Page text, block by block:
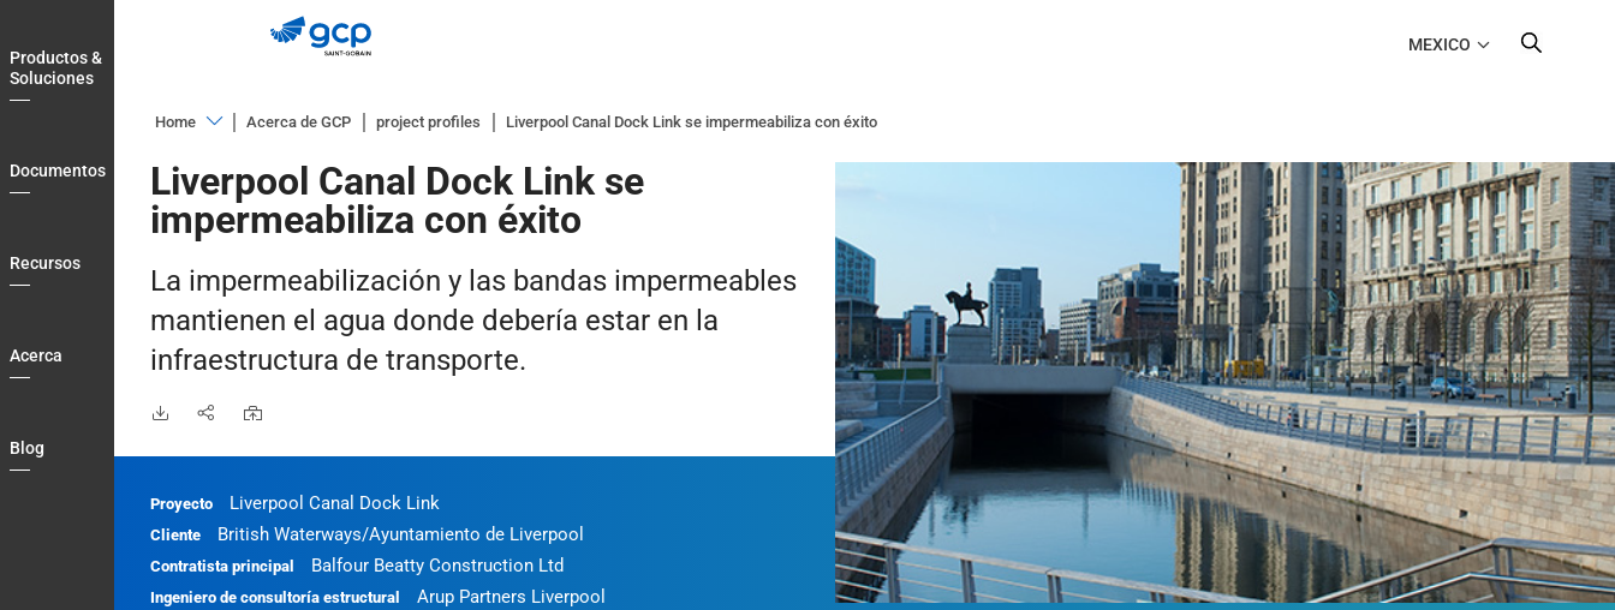
to
main
navigation
Productos &
Soluciones
Documentos
Recursos
Acerca
Blog
MEXICO
Home
&
Soluciones
Recursos
Acerca
Contact
My
Acerca de GCP project profiles Liverpool Canal Dock Link se impermeabiliza con éxito
Liverpool Canal Dock Link se
impermeabiliza con éxito
La impermeabilización y las bandas impermeables
mantienen el agua donde debería estar en la
infraestructura de transporte.
Proyecto Liverpool Canal Dock Link
Cliente British Waterways/Ayuntamiento de Liverpool
Contratista principal Balfour Beatty Construction Ltd
Ingeniero de consultoría estructural Arup Partners Liverpool